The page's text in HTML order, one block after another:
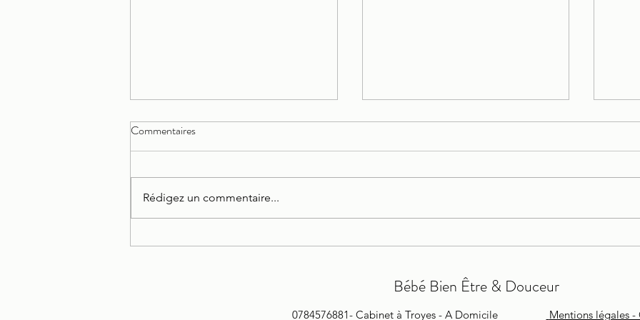
Le cordon ombilical
Commentaires
Rédigez un commentaire...
Bébé Bien Être & Douceur
0784576881- Cabinet à Troyes - A Domicile Mentions légales -